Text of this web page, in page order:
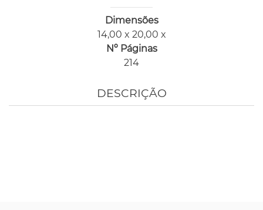
Dimensões
14,00 x 20,00 x
Nº Páginas
214
DESCRIÇÃO